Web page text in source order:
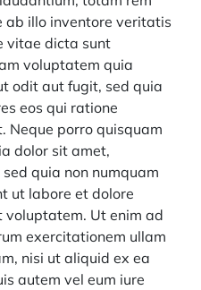
ab illo inventore veritatis
vitae dicta sunt
voluptatem quia
odit aut fugit, sed quia
eos qui ratione
Neque porro quisquam
dolor sit amet,
quia non numquam
ut labore et dolore
Ut enim ad
exercitationem ullam
nisi ut aliquid ex ea
autem vel eum iure